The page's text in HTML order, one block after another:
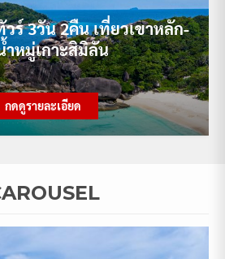
ร์ 3วัน 2คืน เที่ยวเขาหลัก-
ำหมู่เกาะสิมิลัน
กดดูรายละเอียด